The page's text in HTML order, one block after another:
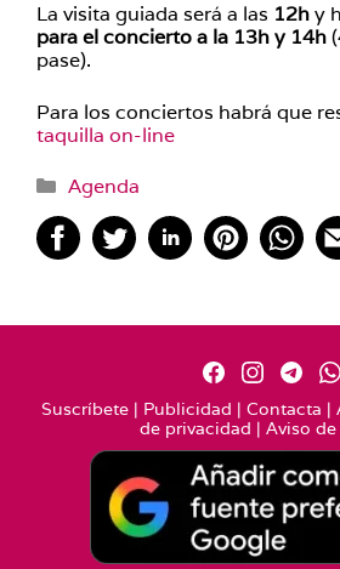
La visita guiada será a las 12hy
para el concierto a la 13h y 14h
pase).
Para los conciertos habrá que
taquilla on-line
Categorías
Agenda
Suscríbete | Publicidad | Contacta |
de privacidad | Aviso